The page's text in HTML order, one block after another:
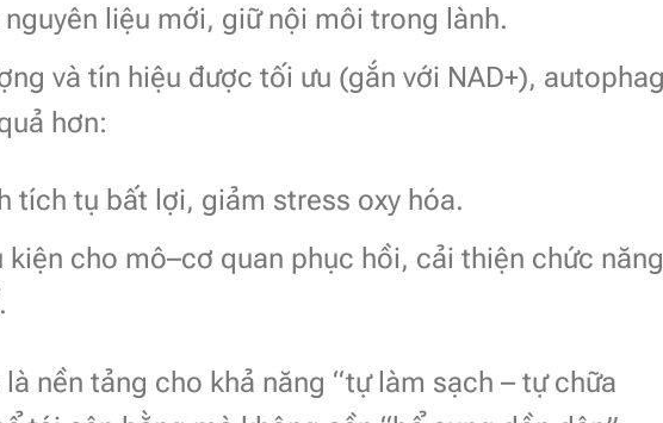
liệu mới, giữ nội môi trong lành.
và tín hiệu được tối ưu (gắn với NAD+),
hơn:
tích tụ bất lợi, giảm stress oxy hóa.
kiện cho mô–cơ quan phục hồi, cải thiện chức năng
nền tảng cho khả năng “tự làm sạch – tự chữa